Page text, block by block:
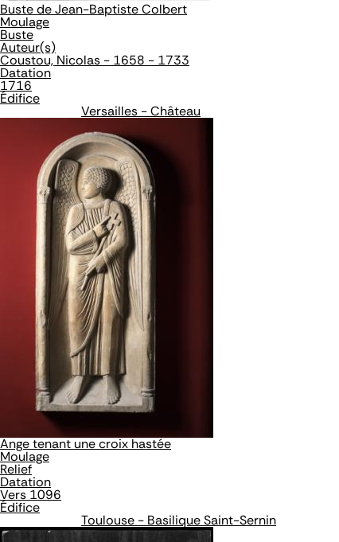
Buste de Jean-Baptiste Colbert
Moulage
Buste
Auteur(s)
Coustou, Nicolas - 1658 - 1733
Datation
1716
Édifice
Versailles - Château
Ange tenant une croix hastée
Moulage
Relief
Datation
Vers 1096
Édifice
Toulouse - Basilique Saint-Sernin